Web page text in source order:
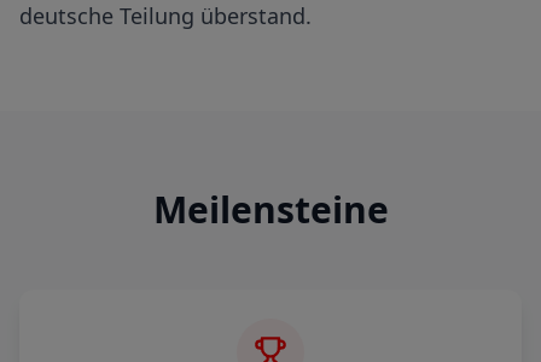
deutsche Teilung überstand.
Meilensteine